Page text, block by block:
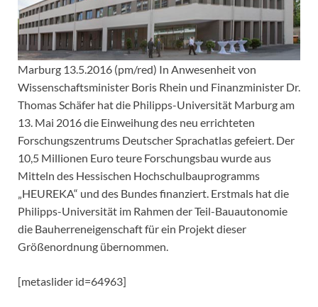
Marburg 13.5.2016 (pm/red) In Anwesenheit von
Wissenschaftsminister Boris Rhein und Finanzminister Dr.
Thomas Schäfer hat die Philipps-Universität Marburg am
13. Mai 2016 die Einweihung des neu errichteten
Forschungszentrums Deutscher Sprachatlas gefeiert. Der
10,5 Millionen Euro teure Forschungsbau wurde aus
Mitteln des Hessischen Hochschulbauprogramms
„HEUREKA“ und des Bundes finanziert. Erstmals hat die
Philipps-Universität im Rahmen der Teil-Bauautonomie
die Bauherreneigenschaft für ein Projekt dieser
Größenordnung übernommen.
[metaslider id=64963]